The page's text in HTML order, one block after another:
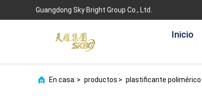
Guangdong Sky Bright Group Co., Ltd.
Inicio
En casa. > productos > plastificante polimérico